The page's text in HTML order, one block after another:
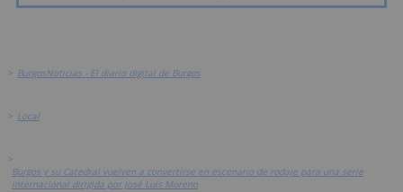
> BurgosNoticias - El diario digital de Burgos
> Local
>
Burgos y su Catedral vuelven a convertirse en escenario de rodaje para una serie
internacional dirigida por José Luis Moreno